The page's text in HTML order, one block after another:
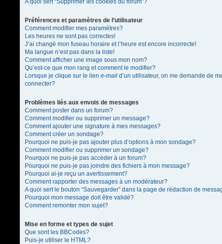
A quoi sert “Supprimer les cookies du forum”?
Préférences et paramètres de l’utilisateur
Comment modifier mes paramètres?
Les heures ne sont pas correctes!
J’ai changé mon fuseau horaire et l’heure est encore incorrecte!
Ma langue n’est pas dans la liste!
Comment afficher une image sous mon nom?
Qu’est-ce que mon rang et comment le modifier?
Lorsque je clique sur le lien e-mail d’un utilisateur, on me demande de
connecter?
Problèmes liés aux envois de messages
Comment poster dans un forum?
Comment modifier ou supprimer un message?
Comment ajouter une signature à mes messages?
Comment créer un sondage?
Pourquoi ne puis-je pas ajouter plus d’options à mon sondage?
Comment modifier ou supprimer un sondage?
Pourquoi ne puis-je pas accéder à un forum?
Pourquoi ne puis-je pas joindre des fichiers à mon message?
Pourquoi ai-je reçu un avertissement?
Comment rapporter des messages à un modérateur?
A quoi sert le bouton “Sauvegarder” dans la page de rédaction de
Pourquoi mon message doit être validé?
Comment remonter mon sujet?
Mise en forme et types de sujet
Que sont les BBCodes?
Puis-je utiliser le HTML?